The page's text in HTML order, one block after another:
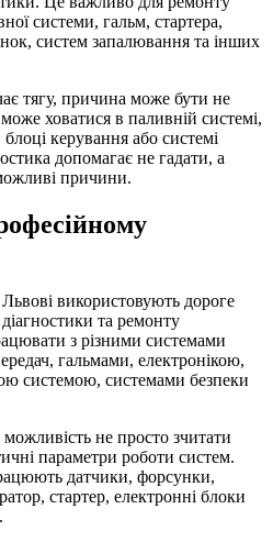
системи, гальм, стартера,
систем запалювання та інших
тягу, причина може бути не
ховатися в паливній системі,
керування або системі
допомагає не гадати, а
причини.
використовують дороге
та ремонту
з різними системами
гальмами, електронікою,
системою, системами безпеки
не просто зчитати
параметри роботи систем.
датчики, форсунки,
стартер, електронні блоки